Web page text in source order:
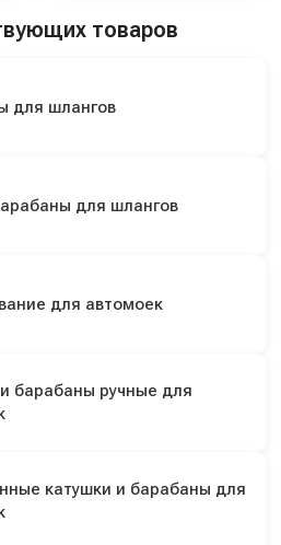
товаров
для шлангов
для шлангов
для автомоек
барабаны ручные для
катушки и барабаны для